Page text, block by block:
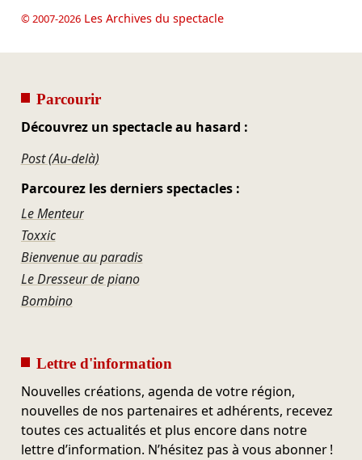
© 2007-2026Les Archives du spectacle
Parcourir
Découvrez un spectacle au hasard :
Post (Au-delà)
Parcourez les derniers spectacles :
Le Menteur
Toxxic
Bienvenue au paradis
Le Dresseur de piano
Bombino
Lettre d'information
Nouvelles créations, agenda de votre région,
nouvelles de nos partenaires et adhérents, recevez
toutes ces actualités et plus encore dans notre
lettre d’information. N’hésitez pas à vous abonner !